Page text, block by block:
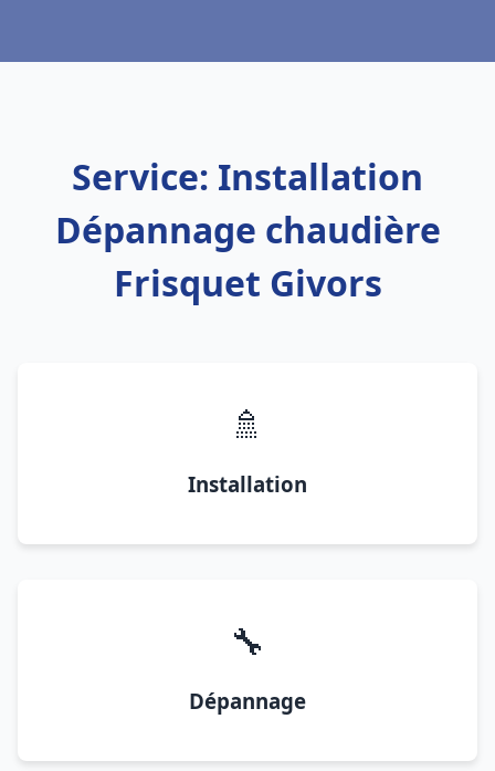
Service: Installation
Dépannage chaudière
Frisquet Givors
🚿
Installation
🔧
Dépannage